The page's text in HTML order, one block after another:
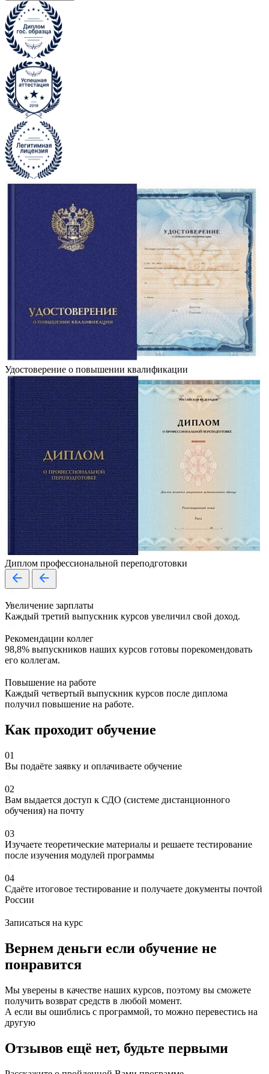
Удостоверение о повышении квалификации
Диплом профессиональной переподготовки
Увеличение зарплаты
Каждый третий выпускник курсов увеличил свой доход.
Рекомендации коллег
98,8% выпускников наших курсов готовы порекомендовать
его коллегам.
Повышение на работе
Каждый четвертый выпускник курсов после диплома
получил повышение на работе.
Как проходит обучение
01
Вы подаёте заявку и оплачиваете обучение
02
Вам выдается доступ к СДО (системе дистанционного
обучения) на почту
03
Изучаете теоретические материалы и решаете тестирование
после изучения модулей программы
04
Сдаёте итоговое тестирование и получаете документы почтой
России
Записаться на курс
Вернем деньги если обучение не
понравится
Мы уверены в качестве наших курсов, поэтому вы сможете
получить возврат средств в любой момент.
А если вы ошиблись с программой, то можно перевестись на
другую
Отзывов ещё нет, будьте первыми